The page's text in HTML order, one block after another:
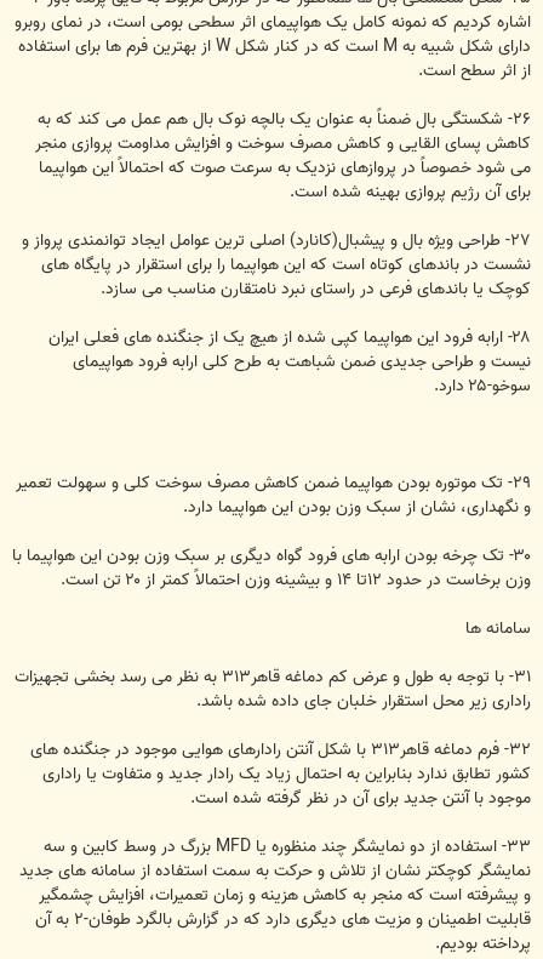
اشاره کردیم که نمونه کامل یک هواپیمای اثر سطحی بومی است، در نمای روبرو
دارای شکل شبیه به M است که در کنار شکل W از بهترین فرم ها برای استفاده
از اثر سطح است.
۲۶- شکستگی بال ضمناً به عنوان یک بالچه نوک بال هم عمل می کند که به
کاهش پسای القایی و کاهش مصرف سوخت و افزایش مداومت پروازی منجر
می شود خصوصاً در پروازهای نزدیک به سرعت صوت که احتمالاً این هواپیما
برای آن رژیم پروازی بهینه شده است.
۲۷- طراحی ویژه بال و پیشبال(کانارد) اصلی ترین عوامل ایجاد توانمندی پرواز و
نشست در باندهای کوتاه است که این هواپیما را برای استقرار در پایگاه های
کوچک یا باندهای فرعی در راستای نبرد نامتقارن مناسب می سازد.
۲۸- ارابه فرود این هواپیما کپی شده از هیچ یک از جنگنده های فعلی ایران
نیست و طراحی جدیدی ضمن شباهت به طرح کلی ارابه فرود هواپیمای
سوخو-۲۵ دارد.
۲۹- تک موتوره بودن هواپیما ضمن کاهش مصرف سوخت کلی و سهولت تعمیر
و نگهداری، نشان از سبک وزن بودن این هواپیما دارد.
۳۰- تک چرخه بودن ارابه های فرود گواه دیگری بر سبک وزن بودن این هواپیما با
وزن برخاست در حدود ۱۲تا ۱۴ و بیشینه وزن احتمالاً کمتر از ۲۰ تن است.
سامانه ها
۳۱- با توجه به طول و عرض کم دماغه قاهر۳۱۳ به نظر می رسد بخشی تجهیزات
راداری زیر محل استقرار خلبان جای داده شده باشد.
۳۲- فرم دماغه قاهر۳۱۳ با شکل آنتن رادارهای هوایی موجود در جنگنده های
کشور تطابق ندارد بنابراین به احتمال زیاد یک رادار جدید و متفاوت یا راداری
موجود با آنتن جدید برای آن در نظر گرفته شده است.
۳۳- استفاده از دو نمایشگر چند منظوره یا MFD بزرگ در وسط کابین و سه
نمایشگر کوچکتر نشان از تلاش و حرکت به سمت استفاده از سامانه های جدید
و پیشرفته است که منجر به کاهش هزینه و زمان تعمیرات، افزایش چشمگیر
قابلیت اطمینان و مزیت های دیگری دارد که در گزارش بالگرد طوفان-۲ به آن
پرداخته بودیم.